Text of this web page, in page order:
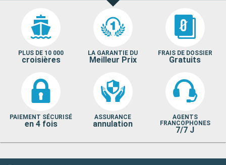
PLUS DE 10 000
croisières
LA GARANTIE DU
Meilleur Prix
FRAIS DE DOSSIER
Gratuits
PAIEMENT SÉCURISÉ
en 4 fois
ASSURANCE
annulation
AGENTS
FRANCOPHONES
7/7 J